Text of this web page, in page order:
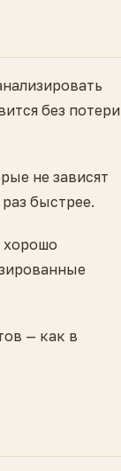
без потери
не зависят
быстрее.
хорошо
— как в